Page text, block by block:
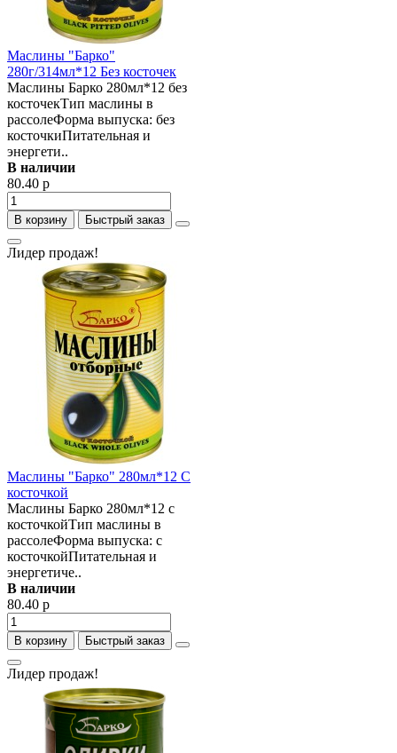
Маслины "Барко"
280г/314мл*12 Без косточек
Маслины Барко 280мл*12 без
косточекТип маслины в
рассолеФорма выпуска: без
косточкиПитательная и
энергети..
В наличии
80.40 р
В корзину Быстрый заказ
Лидер продаж!
Маслины "Барко" 280мл*12 С
косточкой
Маслины Барко 280мл*12 с
косточкойТип маслины в
рассолеФорма выпуска: с
косточкойПитательная и
энергетиче..
В наличии
80.40 р
В корзину Быстрый заказ
Лидер продаж!